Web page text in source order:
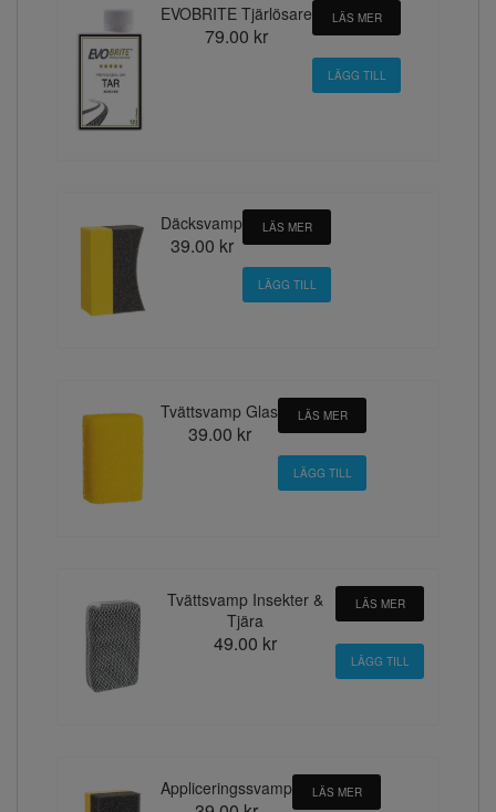
EVOBRITE Tjärlösare
79.00 kr
LÄS MER
Däcksvamp
39.00 kr
LÄS MER
Tvättsvamp Glas
39.00 kr
LÄS MER
Tvättsvamp Insekter &
Tjära
49.00 kr
LÄS MER
Appliceringssvamp LÄS MER